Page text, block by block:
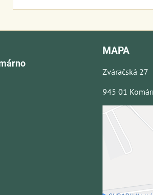
MAPA
Zváračská 27
945 01